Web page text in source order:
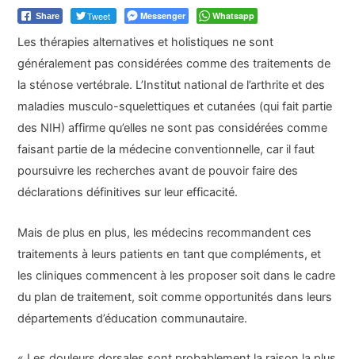
Share Tweet Messenger Whatsapp
Les thérapies alternatives et holistiques ne sont
généralement pas considérées comme des traitements de
la sténose vertébrale. L’Institut national de l’arthrite et des
maladies musculo-squelettiques et cutanées (qui fait partie
des NIH) affirme qu’elles ne sont pas considérées comme
faisant partie de la médecine conventionnelle, car il faut
poursuivre les recherches avant de pouvoir faire des
déclarations définitives sur leur efficacité.
Mais de plus en plus, les médecins recommandent ces
traitements à leurs patients en tant que compléments, et
les cliniques commencent à les proposer soit dans le cadre
du plan de traitement, soit comme opportunités dans leurs
départements d’éducation communautaire.